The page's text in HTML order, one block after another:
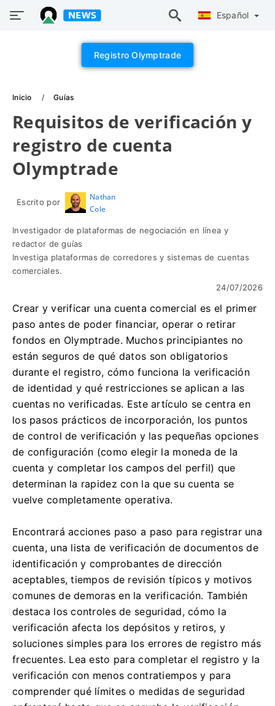
Español
Registro Olymptrade
Inicio Guías
Requisitos de verificación y
registro de cuenta
Olymptrade
Escrito por
Nathan
Cole
Investigador de plataformas de negociación en línea y
redactor de guías
Investiga plataformas de corredores y sistemas de cuentas
comerciales.
24/07/2026
Crear y verificar una cuenta comercial es el primer
paso antes de poder financiar, operar o retirar
fondos en Olymptrade. Muchos principiantes no
están seguros de qué datos son obligatorios
durante el registro, cómo funciona la verificación
de identidad y qué restricciones se aplican a las
cuentas no verificadas. Este artículo se centra en
los pasos prácticos de incorporación, los puntos
de control de verificación y las pequeñas opciones
de configuración (como elegir la moneda de la
cuenta y completar los campos del perfil) que
determinan la rapidez con la que su cuenta se
vuelve completamente operativa.
Encontrará acciones paso a paso para registrar una
cuenta, una lista de verificación de documentos de
identificación y comprobantes de dirección
aceptables, tiempos de revisión típicos y motivos
comunes de demoras en la verificación. También
destaca los controles de seguridad, cómo la
verificación afecta los depósitos y retiros, y
soluciones simples para los errores de registro más
frecuentes. Lea esto para completar el registro y la
verificación con menos contratiempos y para
comprender qué límites o medidas de seguridad